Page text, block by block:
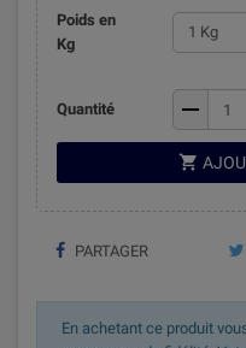
Poids en
Kg
Quantité remove

PARTAGER
En achetant ce produit